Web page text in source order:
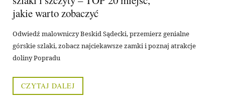
jakie warto zobaczyć
Odwiedź malowniczy Beskid Sądecki, przemierz genialne
górskie szlaki, zobacz najciekawsze zamki i poznaj atrakcje
doliny Popradu
CZYTAJ DALEJ